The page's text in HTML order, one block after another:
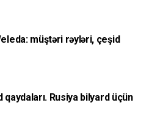
müştəri rəyləri, çeşid
qaydaları. Rusiya bilyard üçün